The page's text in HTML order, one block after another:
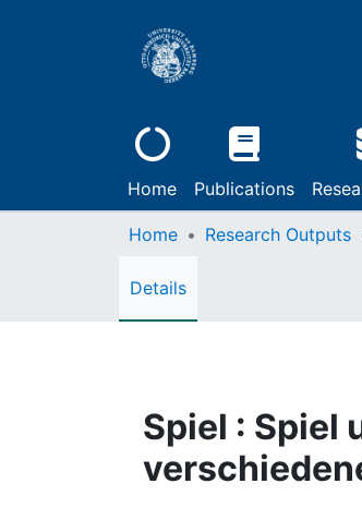
Home Publications
Home Research Outputs
Details
Spiel : Spiel